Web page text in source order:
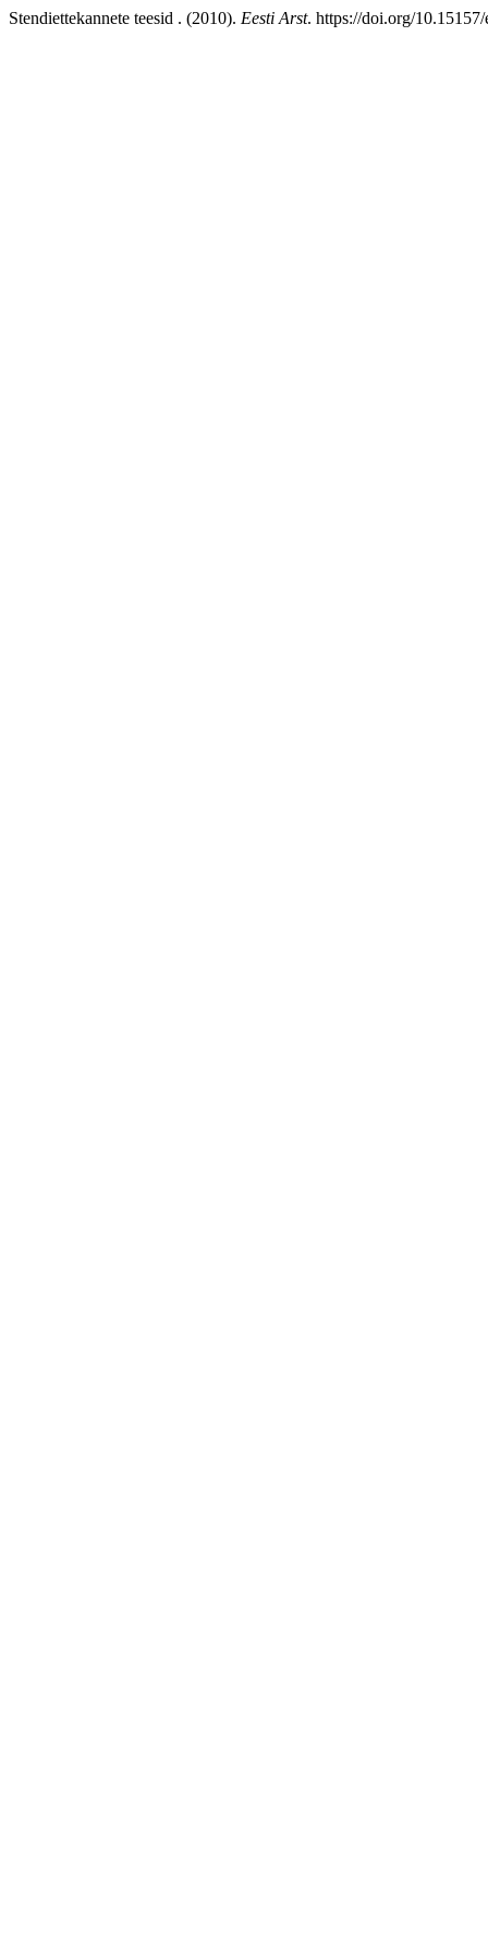
Stendiettekannete teesid . (2010). Eesti Arst. https://doi.org/